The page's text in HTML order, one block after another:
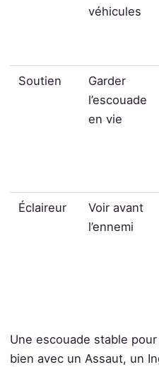
véhicules
Soutien
Garder
l’escouade
en vie
Éclaireur
Voir avant
l’ennemi
Une escouade stable
bien avec un Assaut, un